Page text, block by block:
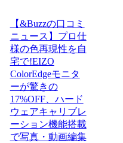
【&Buzzの口コミ
ニュース】プロ仕
様の色再現性を自
宅で!EIZO
ColorEdgeモニタ
ーが驚きの
17%OFF、ハード
ウェアキャリブレ
ーション機能搭載
で写真・動画編集